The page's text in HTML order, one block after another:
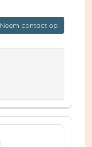
Neem contact op